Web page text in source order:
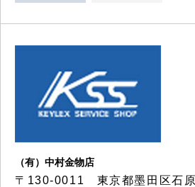
（有）中村金物店
〒130-0011 東京都墨田区石